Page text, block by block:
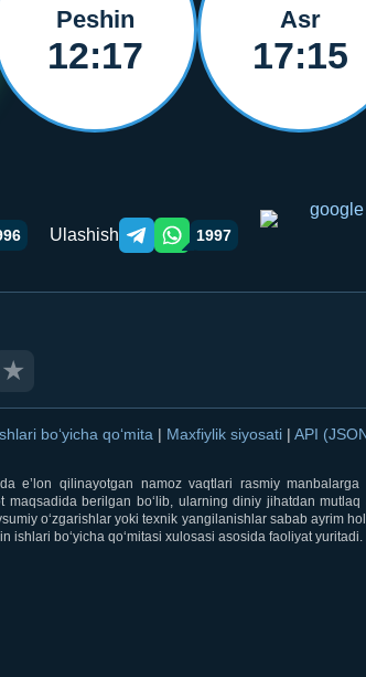
Peshin
12:17
Asr
17:15
Ulashish Telegram orqali ulashish
WhatsApp orqali ulashish
1997
★
bo‘yicha qo‘mita | Maxfiylik siyosati | API
e’lon qilinayotgan namoz vaqtlari rasmiy
maqsadida berilgan bo‘lib, ularning diniy jihatdan
o‘zgarishlar yoki texnik yangilanishlar sabab ayrim
ishlari bo‘yicha qo‘mitasi xulosasi asosida faoliyat yuritadi.